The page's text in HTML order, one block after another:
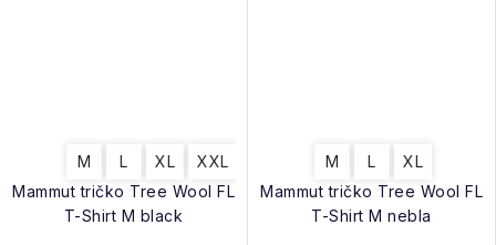
Mammut tričko Tree Wool FL
T-Shirt M black
M L XL XXL
Mammut tričko Tree Wool FL
T-Shirt M nebla
M L XL